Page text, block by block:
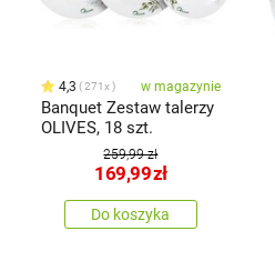
4,3 271x w magazynie
Banquet Zestaw talerzy
OLIVES, 18 szt.
259,99 zł
169,99zł
Do koszyka